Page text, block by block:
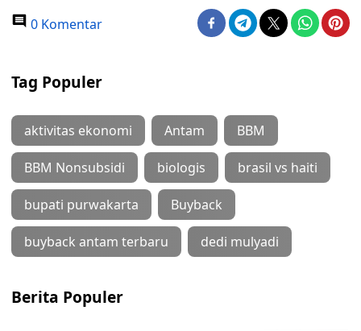
0 Komentar
Tag Populer
aktivitas ekonomi Antam BBM
BBM Nonsubsidi biologis brasil vs haiti
bupati purwakarta Buyback
buyback antam terbaru dedi mulyadi
Berita Populer